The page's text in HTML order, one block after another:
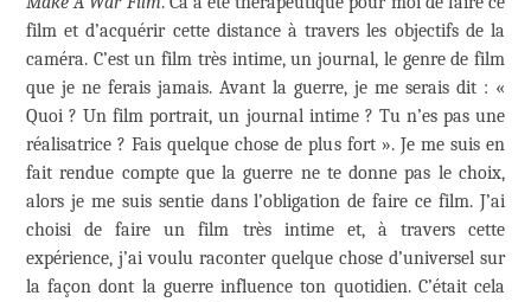
film et d’acquérir cette distance à travers les objectifs de la
caméra. C’est un film très intime, un journal, le genre de film
que je ne ferais jamais. Avant la guerre, je me serais dit : «
Quoi ? Un film portrait, un journal intime ? Tu n’es pas une
réalisatrice ? Fais quelque chose de plus fort ». Je me suis en
fait rendue compte que la guerre ne te donne pas le choix,
alors je me suis sentie dans l’obligation de faire ce film. J’ai
choisi de faire un film très intime et, à travers cette
expérience, j’ai voulu raconter quelque chose d’universel sur
la façon dont la guerre influence ton quotidien. C’était cela